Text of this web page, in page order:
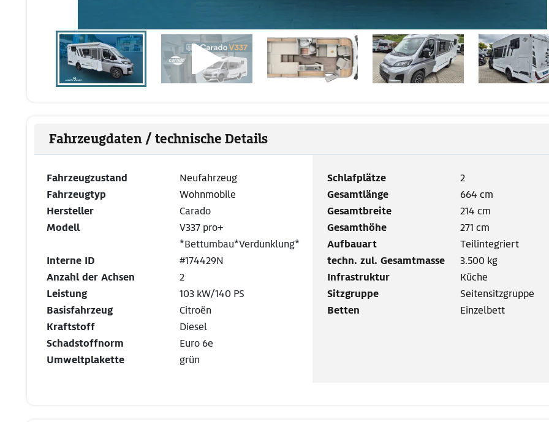
Fahrzeugdaten / technische Details
Fahrzeugzustand
Neufahrzeug
Fahrzeugtyp
Wohnmobile
Hersteller
Carado
Modell
V337 pro+
*Bettumbau*Verdunklung*
Interne ID
#174429N
Anzahl der Achsen
2
Leistung
103 kW/140 PS
Basisfahrzeug
Citroën
Kraftstoff
Diesel
Schadstoffnorm
Euro 6e
Umweltplakette
grün
Schlafplätze
2
Gesamtlänge
664 cm
Gesamtbreite
214 cm
Gesamthöhe
271 cm
Aufbauart
Teilintegriert
techn. zul. Gesamtmasse
3.500 kg
Infrastruktur
Küche
Sitzgruppe
Seitensitzgruppe
Betten
Einzelbett